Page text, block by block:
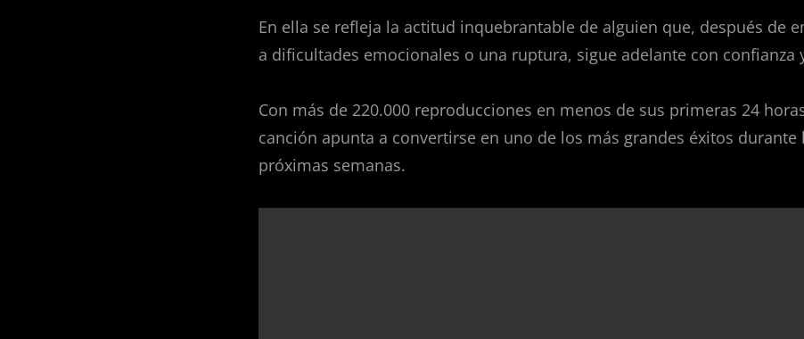
En ella se refleja la actitud inquebrantable de alguien que, después de
a dificultades emocionales o una ruptura, sigue adelante con confianza
Con más de 220.000 reproducciones en menos de sus primeras 24
canción apunta a convertirse en uno de los más grandes éxitos durante
próximas semanas.